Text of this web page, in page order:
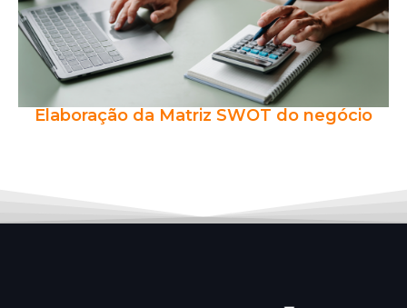
Elaboração da Matriz SWOT do negócio